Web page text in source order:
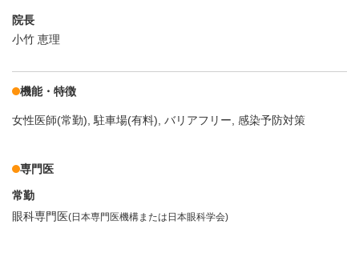
院長
小竹 恵理
機能・特徴
女性医師(常勤) 駐車場(有料) バリアフリー 感染予防対策
専門医
常勤
眼科専門医(日本専門医機構または日本眼科学会)